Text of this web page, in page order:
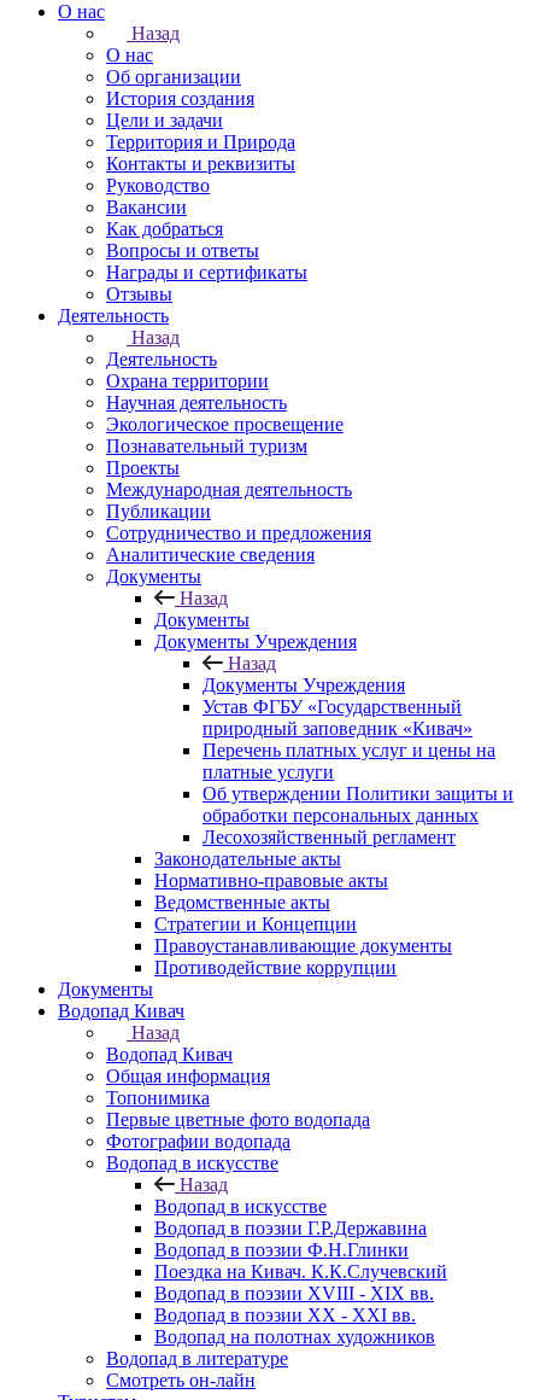
О нас
Назад
О нас
Об организации
История создания
Цели и задачи
Территория и Природа
Контакты и реквизиты
Руководство
Вакансии
Как добраться
Вопросы и ответы
Награды и сертификаты
Отзывы
Деятельность
Назад
Деятельность
Охрана территории
Научная деятельность
Экологическое просвещение
Познавательный туризм
Проекты
Международная деятельность
Публикации
Сотрудничество и предложения
Аналитические сведения
Документы
Назад
Документы
Документы Учреждения
Назад
Документы Учреждения
Устав ФГБУ «Государственный
природный заповедник «Кивач»
Перечень платных услуг и цены на
платные услуги
Об утверждении Политики защиты и
обработки персональных данных
Лесохозяйственный регламент
Законодательные акты
Нормативно-правовые акты
Ведомственные акты
Стратегии и Концепции
Правоустанавливающие документы
Противодействие коррупции
Документы
Водопад Кивач
Назад
Водопад Кивач
Общая информация
Топонимика
Первые цветные фото водопада
Фотографии водопада
Водопад в искусстве
Назад
Водопад в искусстве
Водопад в поэзии Г.Р.Державина
Водопад в поэзии Ф.Н.Глинки
Поездка на Кивач. К.К.Случевский
Водопад в поэзии XVIII - XIX вв.
Водопад в поэзии XX - XXI вв.
Водопад на полотнах художников
Водопад в литературе
Смотреть он-лайн